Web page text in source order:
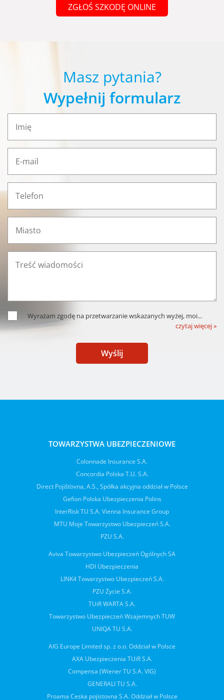
ZGŁOŚ SZKODĘ ONLINE
Masz pytania?
Wypełnij formularz
Wyrażam zgodę na przetwarzanie wskazanych wyżej, moi...
czytaj więcej »
Wyślij
TOWARZYSTWA UBEZPIECZENIOWE
Colonnade Insurance S.A.
Concordia Polska T.U. S.A.
Direct Pojišťovna, A.S., Spółka akcyjna oddział w Polsce
Gefion Polska Ubezpieczenia Polins
InterRisk TU S.A. Vienna Insurance Group
MTU Moje Towarzystwo Ubezpieczeń S.A.
PZU S.A.
Aviva Towarzystwo Ubezpieczeń Ogólnych SA
HDI Ubezpieczenia
LINK4 Towarzystwo Ubezpieczeń S.A.
PZU Życie S.A.
TUiR WARTA S.A.
Towarzystwo Ubezpieczeń Wzajemnych TUW
UNIQA TU S.A.
AIG Europe Limited sp. z o.o. Oddział w Polsce
AXA Ubezpieczenia TUiR S.A.
Compensa (Wiener TU S.A. VIG)
GENERALI TU S.A.
Proama Ceska pojistovna S.A. Oddział w Polsce